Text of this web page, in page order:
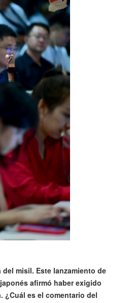
misil. Este lanzamiento de
afirmó haber exigido
¿Cuál es el comentario del